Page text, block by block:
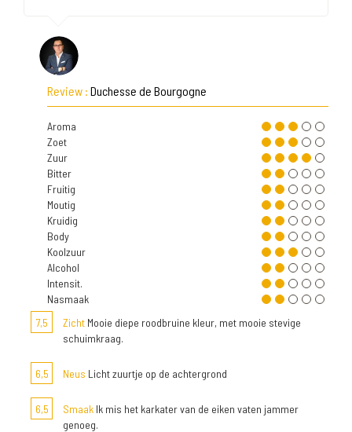
Review : Duchesse de Bourgogne
Aroma
Zoet
Zuur
Bitter
Fruitig
Moutig
Kruidig
Body
Koolzuur
Alcohol
Intensit.
Nasmaak
7,5
Zicht Mooie diepe roodbruine kleur, met mooie stevige
schuimkraag.
6,5 Neus Licht zuurtje op de achtergrond
6,5 Smaak Ik mis het karkater van de eiken vaten jammer
genoeg.